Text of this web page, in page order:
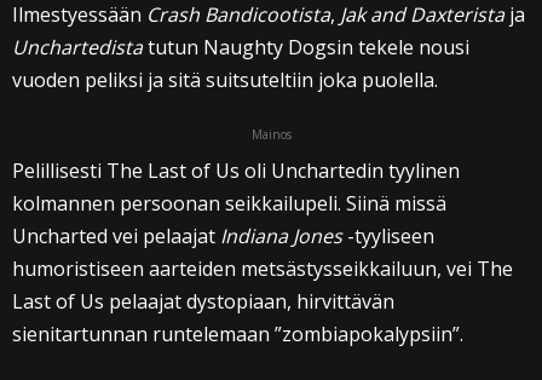
Ilmestyessään Crash Bandicootista, Jak and Daxteristaja
Unchartedistatutun Naughty Dogsin tekele nousi
vuoden peliksi ja sitä suitsuteltiin joka puolella.
Mainos
Pelillisesti The Last of Us oli Unchartedin tyylinen
kolmannen persoonan seikkailupeli. Siinä missä
Uncharted vei pelaajat Indiana Jones-tyyliseen
humoristiseen aarteiden metsästysseikkailuun, vei The
Last of Us pelaajat dystopiaan, hirvittävän
sienitartunnan runtelemaan ”zombiapokalypsiin”.